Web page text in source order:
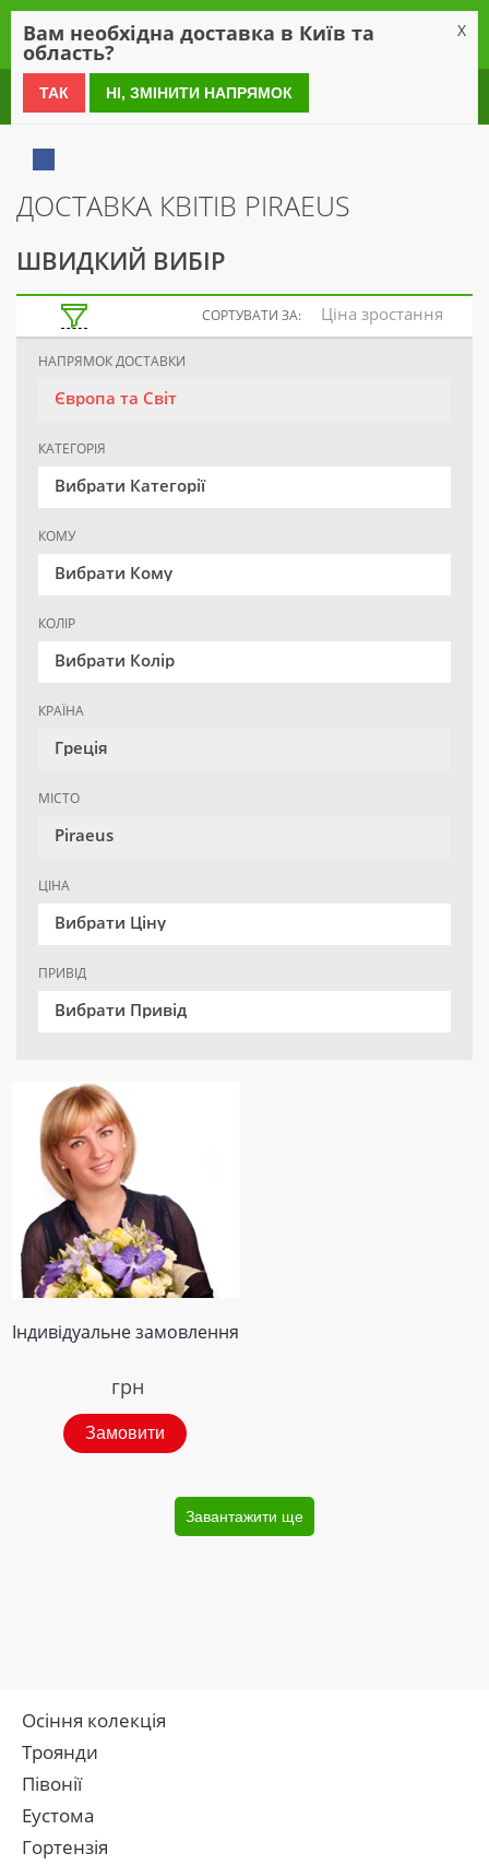
0 800 21 54 55
ДОСТАВКА КВІТІВ PIRAEUS
ШВИДКИЙ ВИБІР
СОРТУВАТИ ЗА: Ціна зростання
НАПРЯМОК ДОСТАВКИ
Європа та Світ
КАТЕГОРІЯ
Вибрати Категорії
КОМУ
Вибрати Кому
КОЛІР
Вибрати Колір
КРАЇНА
Греція
МІСТО
Piraeus
ЦІНА
Вибрати Ціну
ПРИВІД
Вибрати Привід
Індивідуальне замовлення
грн
Замовити
Завантажити ще
Осіння колекція
Троянди
Півонії
Еустома
Гортензія
Вам необхідна доставка в Київ та
область?
X
ТАК НІ, ЗМІНИТИ НАПРЯМОК